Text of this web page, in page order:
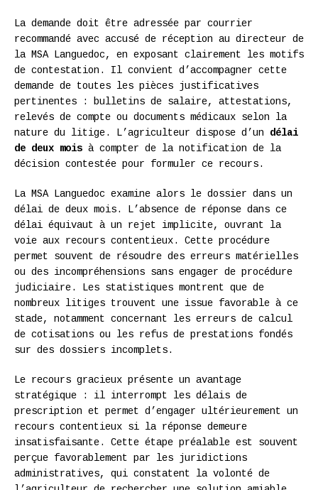
La demande doit être adressée par courrier
recommandé avec accusé de réception au directeur de
la MSA Languedoc, en exposant clairement les motifs
de contestation. Il convient d’accompagner cette
demande de toutes les pièces justificatives
pertinentes : bulletins de salaire, attestations,
relevés de compte ou documents médicaux selon la
nature du litige. L’agriculteur dispose d’un délai
de deux mois à compter de la notification de la
décision contestée pour formuler ce recours.
La MSA Languedoc examine alors le dossier dans un
délai de deux mois. L’absence de réponse dans ce
délai équivaut à un rejet implicite, ouvrant la
voie aux recours contentieux. Cette procédure
permet souvent de résoudre des erreurs matérielles
ou des incompréhensions sans engager de procédure
judiciaire. Les statistiques montrent que de
nombreux litiges trouvent une issue favorable à ce
stade, notamment concernant les erreurs de calcul
de cotisations ou les refus de prestations fondés
sur des dossiers incomplets.
Le recours gracieux présente un avantage
stratégique : il interrompt les délais de
prescription et permet d’engager ultérieurement un
recours contentieux si la réponse demeure
insatisfaisante. Cette étape préalable est souvent
perçue favorablement par les juridictions
administratives, qui constatent la volonté de